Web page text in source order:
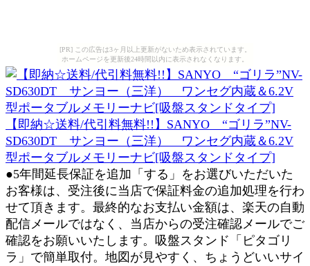
[PR] この広告は3ヶ月以上更新がないため表示されています。
ホームページを更新後24時間以内に表示されなくなります。
【即納☆送料/代引料無料!!】SANYO “ゴリラ”NV-
SD630DT サンヨー（三洋） ワンセグ内蔵＆6.2V
型ポータブルメモリーナビ[吸盤スタンドタイプ]
●5年間延長保証を追加「する」をお選びいただいた
お客様は、受注後に当店で保証料金の追加処理を行わ
せて頂きます。最終的なお支払い金額は、楽天の自動
配信メールではなく、当店からの受注確認メールでご
確認をお願いいたします。吸盤スタンド「ピタゴリ
ラ」で簡単取付。地図が見やすく、ちょうどいいサイ